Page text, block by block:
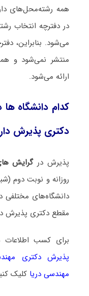
همه رشته‌محل‌های
در دفترچه انتخاب
می‌شود. بنابراین،
منتشر نمی‌شود و
ارائه می‌شود.
کدام دانشگاه
دکتری پذیرش
پذیرش درگرایش
روزانه و نوبت دوم
دانشگاه‌های مختلفی
مقطع دکتری پذیرش
برای کسب
پذیرش دکتری
ﻣﻬﻨﺪسی درﻳﺎ کلیک